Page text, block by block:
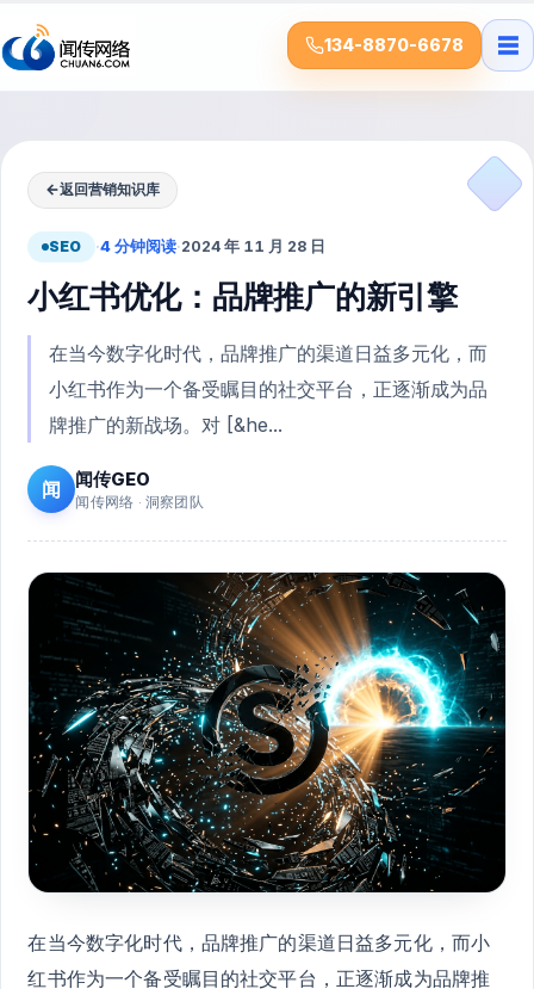
134-8870-6678 ☰
←返回营销知识库
SEO ·4 分钟阅读·2024 年 11 月 28 日
小红书优化：品牌推广的新引擎
在当今数字化时代，品牌推广的渠道日益多元化，而
小红书作为一个备受瞩目的社交平台，正逐渐成为品
牌推广的新战场。对 [&he...
闻 闻传GEO
闻传网络 · 洞察团队
在当今数字化时代，品牌推广的渠道日益多元化，而小
红书作为一个备受瞩目的社交平台，正逐渐成为品牌推